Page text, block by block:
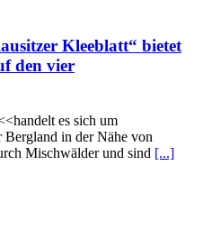
Kleeblatt“ bietet
den vier
es sich um
in der Nähe von
Mischwälder und sind [...]